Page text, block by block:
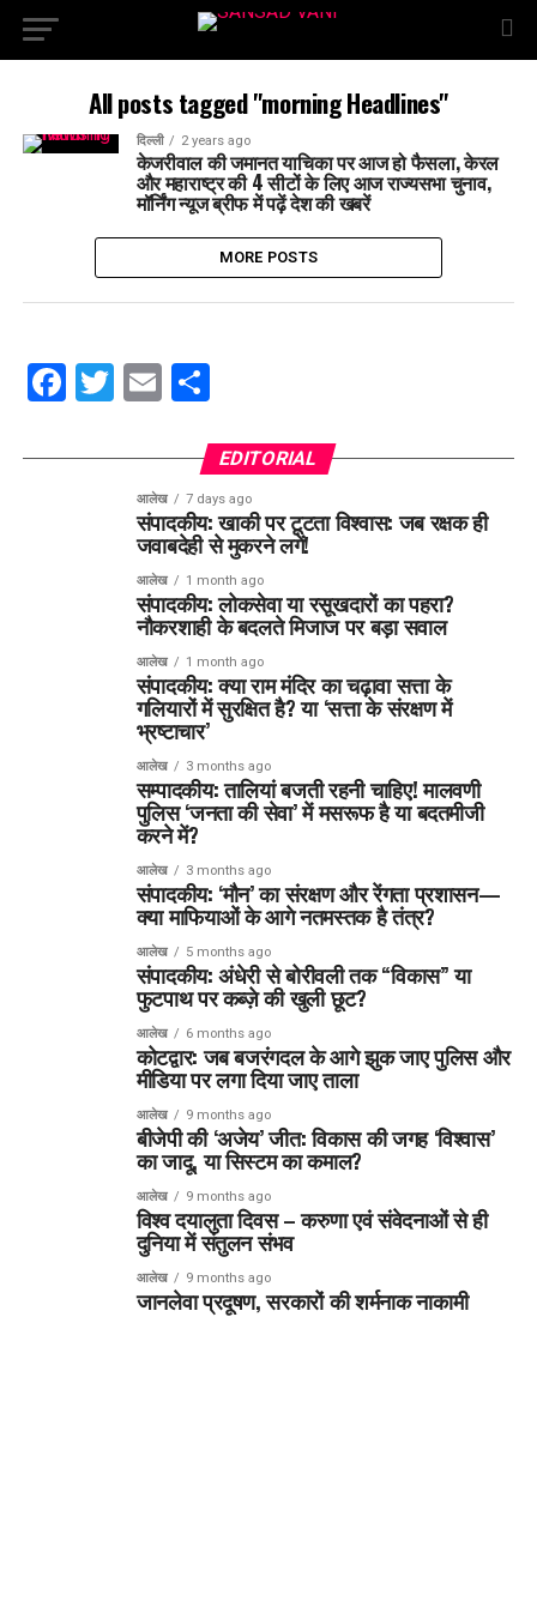
All posts tagged "morning Headlines"
दिल्ली 2 years ago
केजरीवाल की जमानत याचिका पर आज हो फैसला, केरल
और महाराष्ट्र की 4 सीटों के लिए आज राज्यसभा चुनाव,
मॉर्निंग न्यूज ब्रीफ में पढ़ें देश की खबरें
MORE POSTS
Facebook
Twitter
EmailShare
EDITORIAL
आलेख 7 days ago
संपादकीय: खाकी पर टूटता विश्वास: जब रक्षक ही
जवाबदेही से मुकरने लगें!
आलेख 1 month ago
संपादकीय: लोकसेवा या रसूखदारों का पहरा?
नौकरशाही के बदलते मिजाज पर बड़ा सवाल
आलेख 1 month ago
संपादकीय: क्या राम मंदिर का चढ़ावा सत्ता के
गलियारों में सुरक्षित है? या ‘सत्ता के संरक्षण में
भ्रष्टाचार’
आलेख 3 months ago
सम्पादकीय: तालियां बजती रहनी चाहिए! मालवणी
पुलिस ‘जनता की सेवा’ में मसरूफ है या बदतमीजी
करने में?
आलेख 3 months ago
संपादकीय: ‘मौन’ का संरक्षण और रेंगता प्रशासन—
क्या माफियाओं के आगे नतमस्तक है तंत्र?
आलेख 5 months ago
संपादकीय: अंधेरी से बोरीवली तक “विकास” या
फुटपाथ पर कब्ज़े की खुली छूट?
आलेख 6 months ago
कोटद्वार: जब बजरंगदल के आगे झुक जाए पुलिस और
मीडिया पर लगा दिया जाए ताला
आलेख 9 months ago
बीजेपी की ‘अजेय’ जीत: विकास की जगह ‘विश्वास’
का जादू, या सिस्टम का कमाल?
आलेख 9 months ago
विश्व दयालुता दिवस – करुणा एवं संवेदनाओं से ही
दुनिया में संतुलन संभव
आलेख 9 months ago
जानलेवा प्रदूषण, सरकारों की शर्मनाक नाकामी